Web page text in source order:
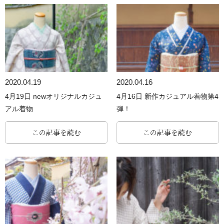
2020.04.19
4月19日 newオリジナルカジュ
アル着物
この記事を読む
2020.04.16
4月16日 新作カジュアル着物第4
弾！
この記事を読む